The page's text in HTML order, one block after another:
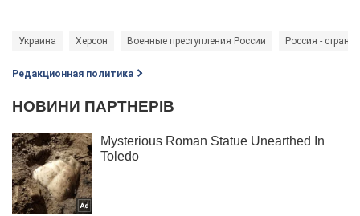
Украина Херсон Военные преступления России Россия - страна-
Редакционная политика